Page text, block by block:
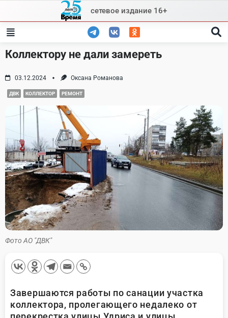
content
сетевое издание 16+
Коллектору не дали замереть
03.12.2024 Оксана Романова
ДВК КОЛЛЕКТОР РЕМОНТ
Фото АО "ДВК"
Завершаются работы по санации участка
коллектора, пролегающего недалеко от